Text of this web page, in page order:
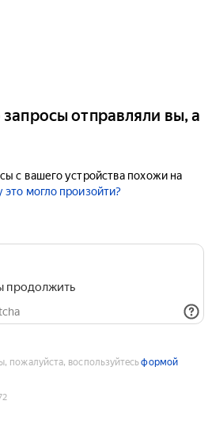
отправляли вы, а
с вашего устройства похожи на
это могло произойти?
продолжить
пожалуйста, воспользуйтесьформой